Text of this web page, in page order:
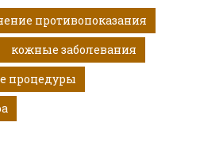
противопоказания
кожные заболевания
процедуры